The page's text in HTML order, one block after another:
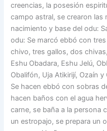
creencias, la posesión
campo astral, se crearon las
nacimiento y base del odu:
odu: Se marcó ebbó con
chivo, tres gallos, dos
Eshu Obadara, Eshu Jelú,
Obalifón, Uja Atikirijí, Ozaín
Se hacen ebbó con sobras
hacen baños con el agua
carne, se baña a la persona
un estropajo, se prepara un